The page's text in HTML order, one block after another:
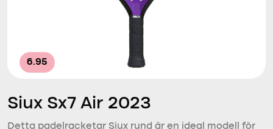
6.95
Siux Sx7 Air 2023
Detta padelracketar Siux rund är en ideal modell för